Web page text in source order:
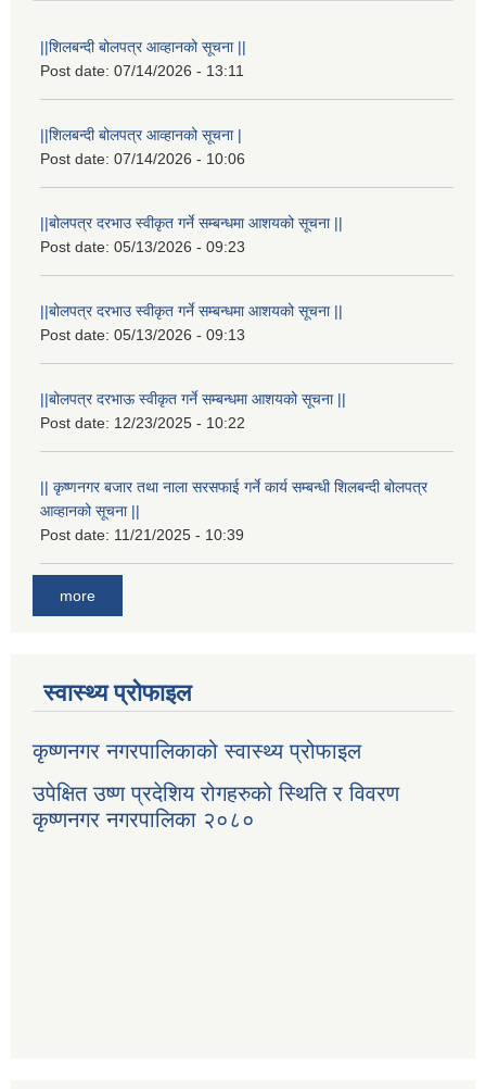
||शिलबन्दी बोलपत्र आव्हानको सूचना ||
Post date: 07/14/2026 - 13:11
||शिलबन्दी बोलपत्र आव्हानको सूचना |
Post date: 07/14/2026 - 10:06
||बोलपत्र दरभाउ स्वीकृत गर्ने सम्बन्धमा आशयको सूचना ||
Post date: 05/13/2026 - 09:23
||बोलपत्र दरभाउ स्वीकृत गर्ने सम्बन्धमा आशयको सूचना ||
Post date: 05/13/2026 - 09:13
||बोलपत्र दरभाऊ स्वीकृत गर्ने सम्बन्धमा आशयको सूचना ||
Post date: 12/23/2025 - 10:22
|| कृष्णनगर बजार तथा नाला सरसफाई गर्ने कार्य सम्बन्धी शिलबन्दी बोलपत्र
आव्हानको सूचना ||
Post date: 11/21/2025 - 10:39
more
स्वास्थ्य प्रोफाइल
कृष्णनगर नगरपालिकाको स्वास्थ्य प्रोफाइल
उपेक्षित उष्ण प्रदेशिय रोगहरुको स्थिति र विवरण
कृष्णनगर नगरपालिका २०८०